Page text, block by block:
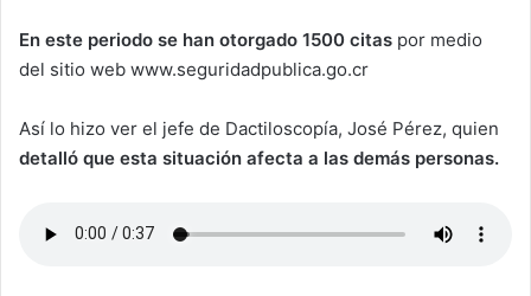
En este periodo se han otorgado 1500 citas por medio
del sitio web www.seguridadpublica.go.cr
Así lo hizo ver el jefe de Dactiloscopía, José Pérez, quien
detalló que esta situación afecta a las demás personas.